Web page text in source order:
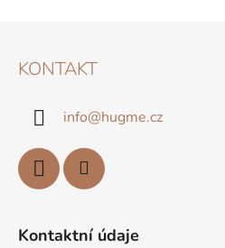
KONTAKT
info@hugme.cz
Kontaktní údaje